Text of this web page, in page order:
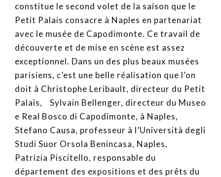
constitue le second volet de la saison que le
Petit Palais consacre à Naples en partenariat
avec le musée de Capodimonte. Ce travail de
découverte et de mise en scène est assez
exceptionnel. Dans un des plus beaux musées
parisiens, c’est une belle réalisation que l’on
doit à Christophe Leribault, directeur du Petit
Palais, Sylvain Bellenger, directeur du Museo
e Real Bosco di Capodimonte, à Naples,
Stefano Causa, professeur à l’Università degli
Studi Suor Orsola Benincasa, Naples,
Patrizia Piscitello, responsable du
département des expositions et des prêts du